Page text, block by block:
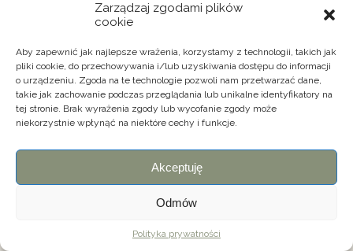
Zarządzaj zgodami plików
cookie
Aby zapewnić jak najlepsze wrażenia, korzystamy z technologii, takich jak
pliki cookie, do przechowywania i/lub uzyskiwania dostępu do informacji
o urządzeniu. Zgoda na te technologie pozwoli nam przetwarzać dane,
takie jak zachowanie podczas przeglądania lub unikalne identyfikatory na
tej stronie. Brak wyrażenia zgody lub wycofanie zgody może
niekorzystnie wpłynąć na niektóre cechy i funkcje.
Akceptuję
Odmów
Polityka prywatności